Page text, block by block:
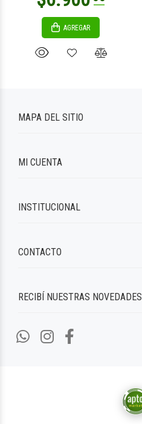
AGREGAR
RECIBÍ NUESTRAS
MAPA DEL SITIO
MI CUENTA
INSTITUCIONAL
CONTACTO